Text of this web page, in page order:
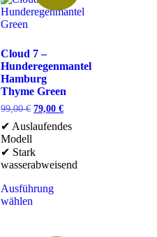
Cloud 7 –
Hunderegenmantel
Hamburg
Thyme Green
99,00€ 79,00 €
✔ Auslaufendes
Modell
✔ Stark
wasserabweisend
Ausführung
wählen